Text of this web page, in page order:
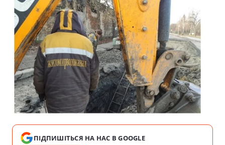
ПІДПИШІТЬСЯ НА НАС В GOOGLE